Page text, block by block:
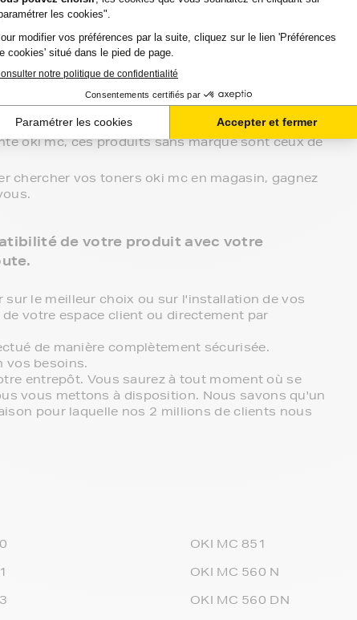
de gamme pour vos toners oki mc :
de retrait et tous les produits sont garantis 2
c'est le meilleur compromis entre qualité et prix
noir et couleur, en pack ou à l’unité, selon le
oki mc, ces produits sans marque sont ceux de
chercher vos toners oki mc en magasin, gagnez
de votre produit avec votre
le meilleur choix ou sur l'installation de vos
votre espace client ou directement par
de manière complètement sécurisée.
vos besoins.
entrepôt. Vous saurez à tout moment où se
vous mettons à disposition. Nous savons qu'un
pour laquelle nos 2 millions de clients nous
OKI MC 851
OKI MC 560 N
OKI MC 560 DN